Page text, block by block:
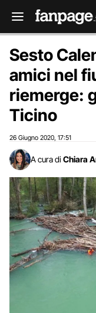
Sesto
amici nel
riemerge:
Ticino
26 Giugno 2020 17:51
A cura di Chiara